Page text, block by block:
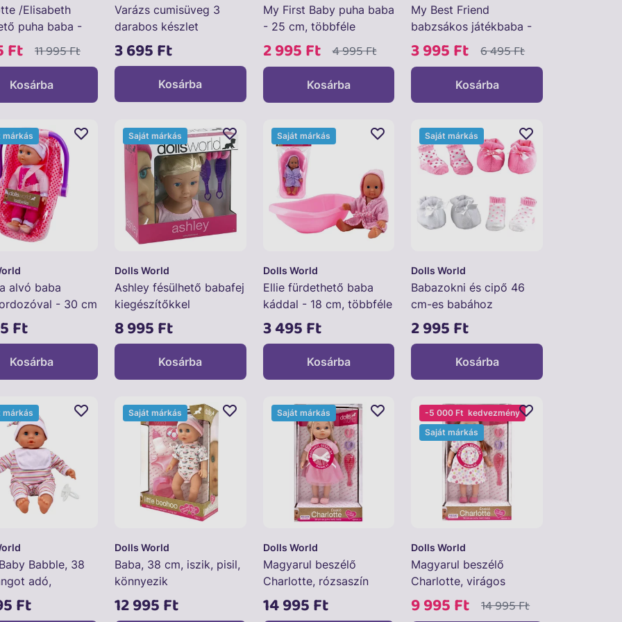
/Elisabeth
puha baba -
Ft 11 995 Ft
Kosárba
Varázs cumisüveg 3
darabos készlet
3 695 Ft
Kosárba
My First Baby puha baba
- 25 cm, többféle
2 995 Ft 4 995 Ft
Kosárba
My Best Friend
babzsákos játékbaba -
30 cm, többféle
3 995 Ft 6 495 Ft
Kosárba
alvó baba
- 30 cm
Ft
márkás
Kosárba
Dolls World
Ashley fésülhető babafej
kiegészítőkkel
8 995 Ft
Saját márkás
Kosárba
Dolls World
Ellie fürdethető baba
káddal - 18 cm, többféle
3 495 Ft
Saját márkás
Kosárba
Dolls World
Babazokni és cipő 46
cm-es babához
2 995 Ft
Saját márkás
Kosárba
Babble, 38
adó,
test
Ft
márkás
Dolls World
Baba, 38 cm, iszik, pisil,
könnyezik
12 995 Ft
Saját márkás
Dolls World
Magyarul beszélő
Charlotte, rózsaszín
ruhában
14 995 Ft
Saját márkás
Dolls World
Magyarul beszélő
Charlotte, virágos
ruhában
9 995 Ft 14 995 Ft
-5 000 Ftkedvezmény
Saját márkás